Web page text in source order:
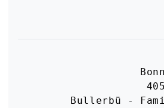
präsentes Wesen. Die Art, wie
Möglichkeit haben es
abgespielte (nicht zu
ihre eigene Stimme sorgen für
Bullerbü -